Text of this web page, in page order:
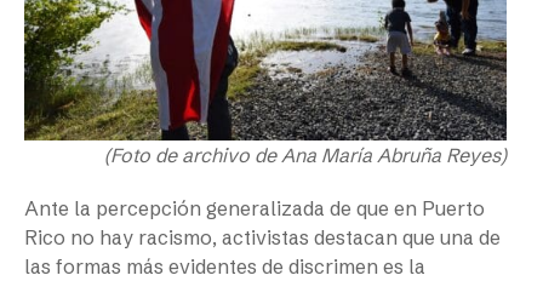
(Foto de archivo de Ana María Abruña Reyes)
Ante la percepción generalizada de que en Puerto
Rico no hay racismo, activistas destacan que una de
las formas más evidentes de discrimen es la